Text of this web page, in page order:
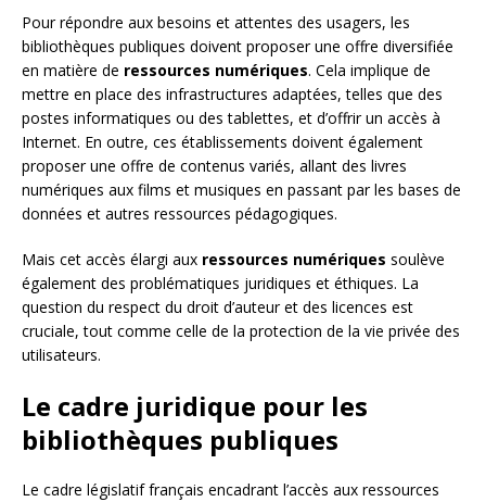
Pour répondre aux besoins et attentes des usagers, les
bibliothèques publiques doivent proposer une offre diversifiée
en matière de ressources numériques. Cela implique de
mettre en place des infrastructures adaptées, telles que des
postes informatiques ou des tablettes, et d’offrir un accès à
Internet. En outre, ces établissements doivent également
proposer une offre de contenus variés, allant des livres
numériques aux films et musiques en passant par les bases de
données et autres ressources pédagogiques.
Mais cet accès élargi aux ressources numériques soulève
également des problématiques juridiques et éthiques. La
question du respect du droit d’auteur et des licences est
cruciale, tout comme celle de la protection de la vie privée des
utilisateurs.
Le cadre juridique pour les
bibliothèques publiques
Le cadre législatif français encadrant l’accès aux ressources